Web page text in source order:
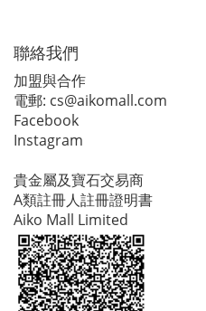
聯絡我們
加盟與合作
電郵: cs@aikomall.com
Facebook
Instagram
貴金屬及寶石交易商
A類註冊人註冊證明書
Aiko Mall Limited